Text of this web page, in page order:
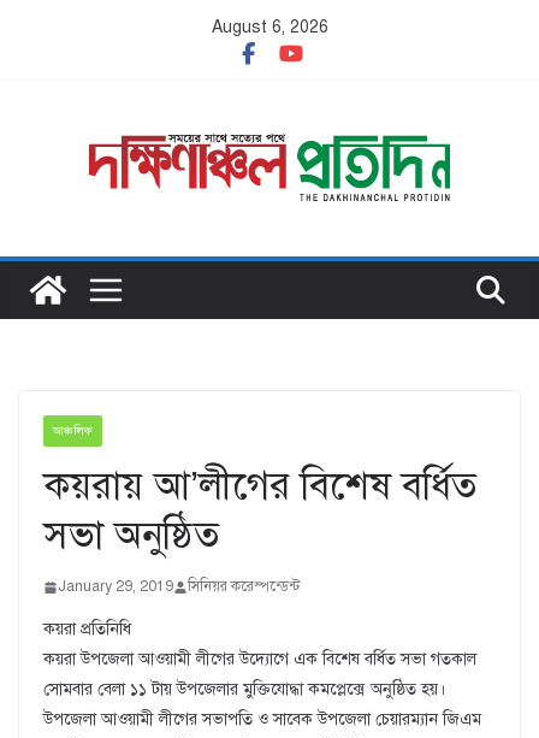
August 6, 2026
আঞ্চলিক
কয়রায় আ’লীগের বিশেষ বর্ধিত
সভা অনুষ্ঠিত
January 29, 2019 সিনিয়র করেস্পন্ডেন্ট
কয়রা প্রতিনিধি
কয়রা উপজেলা আওয়ামী লীগের উদ্যোগে এক বিশেষ বর্ধিত সভা গতকাল
সোমবার বেলা ১১ টায় উপজেলার মুক্তিযোদ্ধা কমপ্লেক্সে অনুষ্ঠিত হয়।
উপজেলা আওয়ামী লীগের সভাপতি ও সাবেক উপজেলা চেয়ারম্যান জিএম